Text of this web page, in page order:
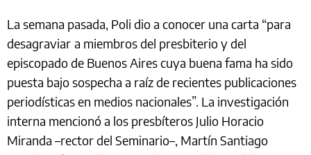
La semana pasada, Poli dio a conocer una carta “para
desagraviar a miembros del presbiterio y del
episcopado de Buenos Aires cuya buena fama ha sido
puesta bajo sospecha a raíz de recientes publicaciones
periodísticas en medios nacionales”. La investigación
interna mencionó a los presbíteros Julio Horacio
Miranda –rector del Seminario–, Martín Santiago